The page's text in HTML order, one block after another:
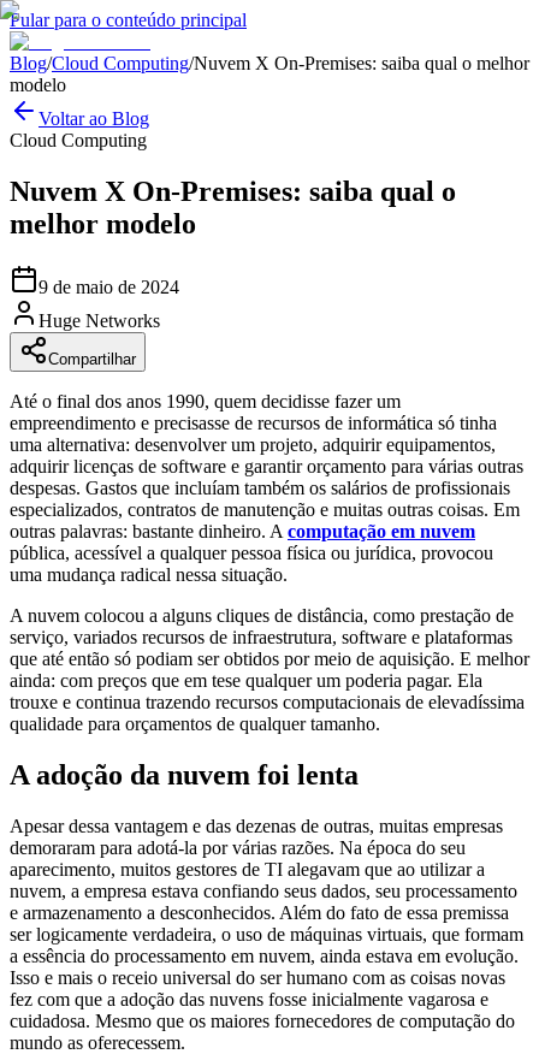
Pular para o conteúdo principal
Blog/Cloud Computing/Nuvem X On-Premises: saiba qual o melhor
modelo
Voltar ao Blog
Cloud Computing
Nuvem X On-Premises: saiba qual o
melhor modelo
9 de maio de 2024
Huge Networks
Compartilhar
Até o final dos anos 1990, quem decidisse fazer um
empreendimento e precisasse de recursos de informática só tinha
uma alternativa: desenvolver um projeto, adquirir equipamentos,
adquirir licenças de software e garantir orçamento para várias outras
despesas. Gastos que incluíam também os salários de profissionais
especializados, contratos de manutenção e muitas outras coisas. Em
outras palavras: bastante dinheiro. A computação em nuvem
pública, acessível a qualquer pessoa física ou jurídica, provocou
uma mudança radical nessa situação.
A nuvem colocou a alguns cliques de distância, como prestação de
serviço, variados recursos de infraestrutura, software e plataformas
que até então só podiam ser obtidos por meio de aquisição. E melhor
ainda: com preços que em tese qualquer um poderia pagar. Ela
trouxe e continua trazendo recursos computacionais de elevadíssima
qualidade para orçamentos de qualquer tamanho.
A adoção da nuvem foi lenta
Apesar dessa vantagem e das dezenas de outras, muitas empresas
demoraram para adotá-la por várias razões. Na época do seu
aparecimento, muitos gestores de TI alegavam que ao utilizar a
nuvem, a empresa estava confiando seus dados, seu processamento
e armazenamento a desconhecidos. Além do fato de essa premissa
ser logicamente verdadeira, o uso de máquinas virtuais, que formam
a essência do processamento em nuvem, ainda estava em evolução.
Isso e mais o receio universal do ser humano com as coisas novas
fez com que a adoção das nuvens fosse inicialmente vagarosa e
cuidadosa. Mesmo que os maiores fornecedores de computação do
mundo as oferecessem.